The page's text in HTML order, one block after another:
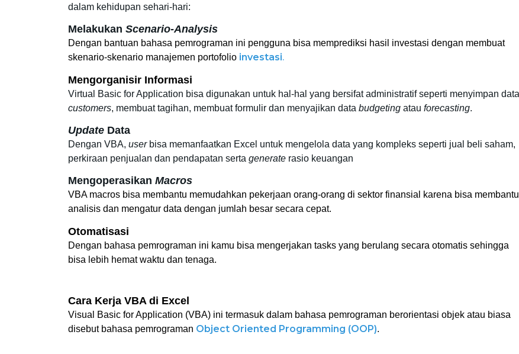
dalam kehidupan sehari-hari:
Melakukan Scenario-Analysis
Dengan bantuan bahasa pemrograman ini pengguna bisa memprediksi hasil investasi dengan membuat
skenario-skenario manajemen portofolio investasi.
Mengorganisir Informasi
customers, membuat tagihan, membuat formulir dan menyajikan data budgeting atau forecasting.
Update Data
Dengan VBA, user bisa memanfaatkan Excel untuk mengelola data yang kompleks seperti jual beli saham,
perkiraan penjualan dan pendapatan serta generate rasio keuangan
Mengoperasikan Macros
VBA macros bisa membantu memudahkan pekerjaan orang-orang di sektor finansial karena bisa membantu
analisis dan mengatur data dengan jumlah besar secara cepat.
Otomatisasi
Dengan bahasa pemrograman ini kamu bisa mengerjakan tasks yang berulang secara otomatis sehingga
bisa lebih hemat waktu dan tenaga.
Cara Kerja VBA di Excel
Visual Basic for Application (VBA) ini termasuk dalam bahasa pemrograman berorientasi objek atau biasa
disebut bahasa pemrograman Object Oriented Programming (OOP).